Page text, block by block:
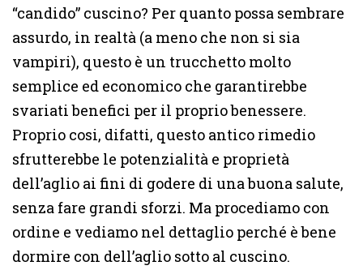
“candido” cuscino? Per quanto possa sembrare
assurdo, in realtà (a meno che non si sia
vampiri), questo è un trucchetto molto
semplice ed economico che garantirebbe
svariati benefici per il proprio benessere.
Proprio cosi, difatti, questo antico rimedio
sfrutterebbe le potenzialità e proprietà
dell’aglio ai fini di godere di una buona salute,
senza fare grandi sforzi. Ma procediamo con
ordine e vediamo nel dettaglio perché è bene
dormire con dell’aglio sotto al cuscino.